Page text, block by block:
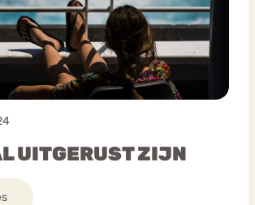
UITGERUST ZIJN